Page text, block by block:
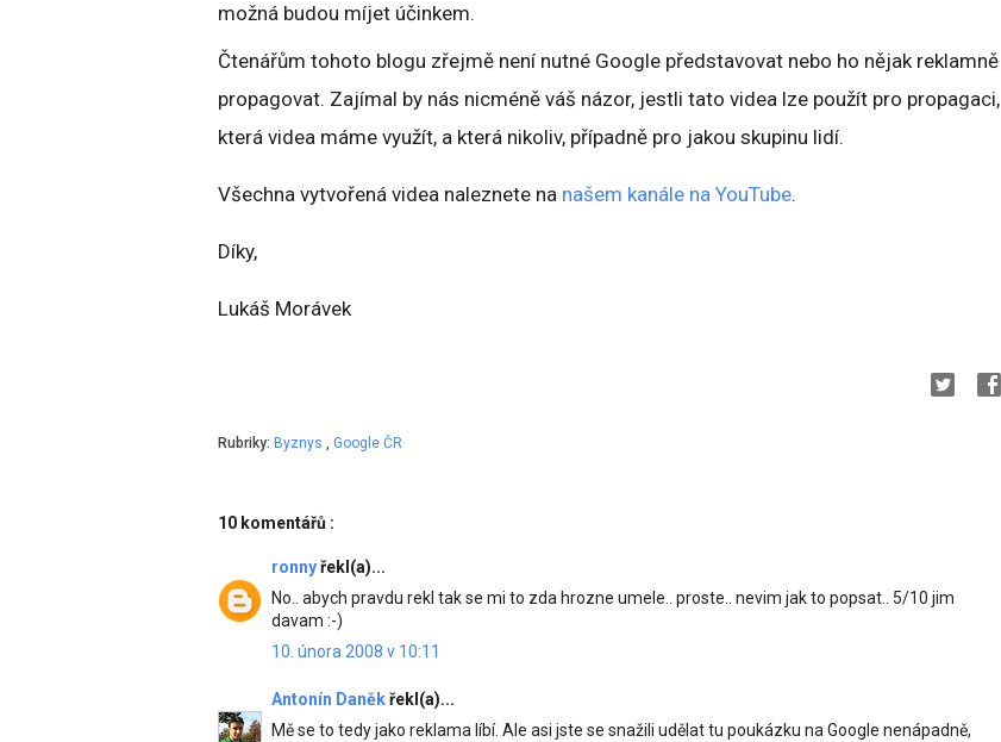
možná budou míjet účinkem.
Čtenářům tohoto blogu zřejmě není nutné Google představovat nebo ho nějak reklamně
propagovat. Zajímal by nás nicméně váš názor, jestli tato videa lze použít pro propagaci,
která videa máme využít, a která nikoliv, případně pro jakou skupinu lidí.
Všechna vytvořená videa naleznete na našem kanále na YouTube.
Díky,
Lukáš Morávek
Rubriky: Byznys , Google ČR
10 komentářů :
ronnyřekl(a)...
No.. abych pravdu rekl tak se mi to zda hrozne umele.. proste.. nevim jak to popsat.. 5/10 jim
davam :-)
10. února 2008 v 10:11
Antonín Daněkřekl(a)...
Mě se to tedy jako reklama líbí. Ale asi jste se snažili udělat tu poukázku na Google nenápadně,